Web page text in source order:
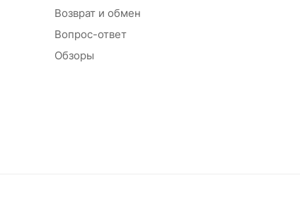
Возврат и обмен
Вопрос-ответ
Обзоры